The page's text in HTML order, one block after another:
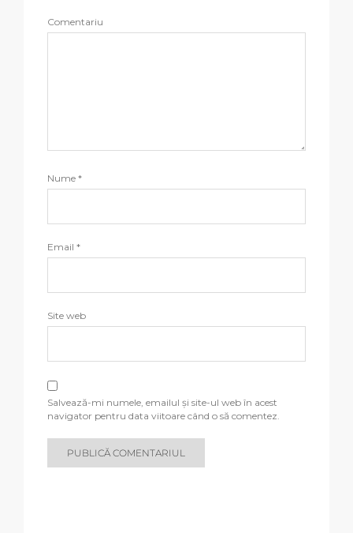
Comentariu
Nume *
Email *
Site web
Salvează-mi numele, emailul și site-ul web în acest
navigator pentru data viitoare când o să comentez.